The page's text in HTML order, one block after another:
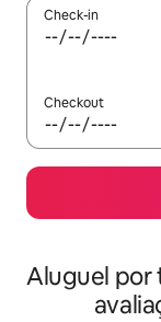
Check-in
Checkout
Aluguel por